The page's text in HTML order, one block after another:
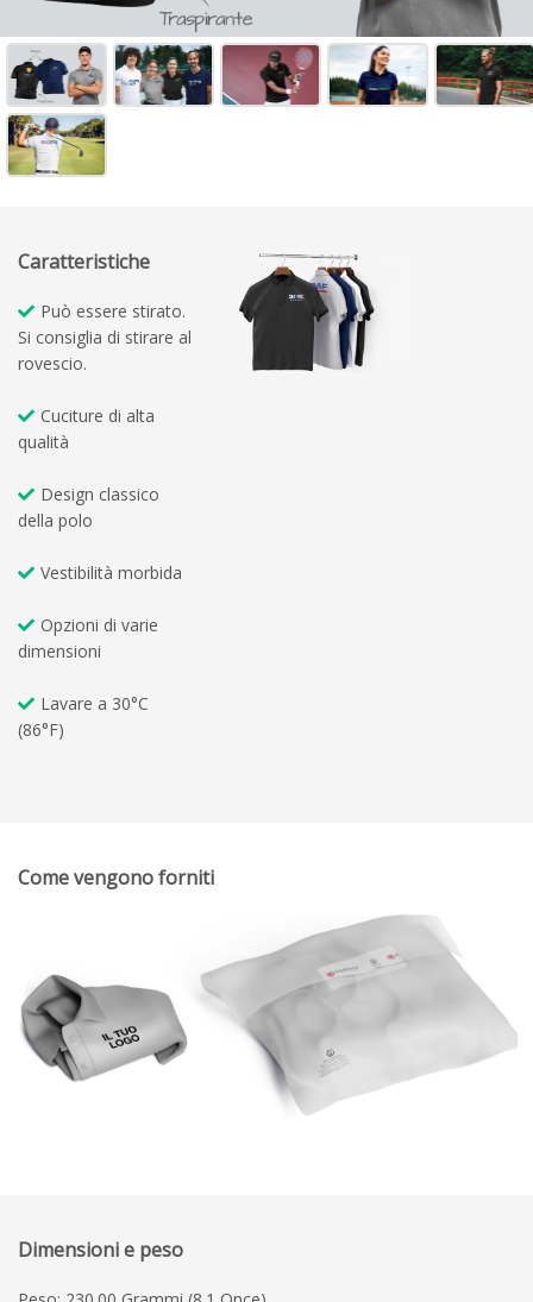
Caratteristiche
Può essere stirato.
Si consiglia di stirare al
rovescio.
Cuciture di alta
qualità
Design classico
della polo
Vestibilità morbida
Opzioni di varie
dimensioni
Lavare a 30°C
(86°F)
Come vengono forniti
Dimensioni e peso